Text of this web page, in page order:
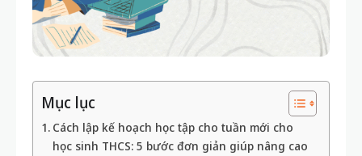
Mục lục
Cách lập kế hoạch học tập cho tuần mới cho
học sinh THCS: 5 bước đơn giản giúp nâng cao